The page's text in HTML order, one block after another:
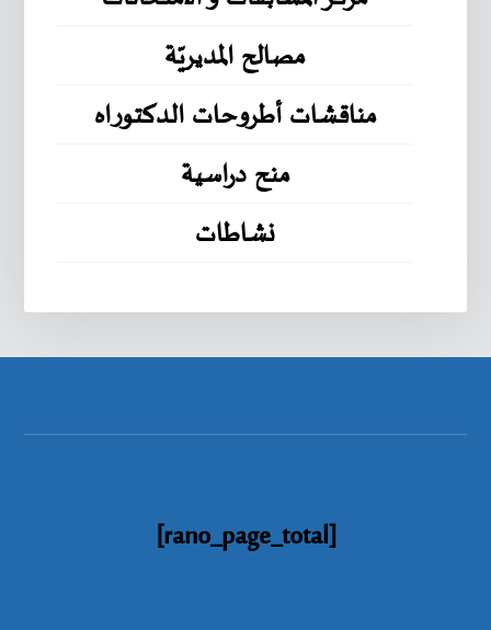
مصالح المديريّة
مناقشات أطروحات الدكتوراه
منح دراسية
نشاطات
[rano_page_total]